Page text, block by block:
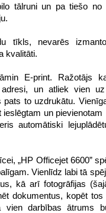
tālruni un pa tiešo no
tīkls, nevarēs
kvalitāti.
E-print. Ražotājs
adresi, un atliek vien
pats to uzdrukātu.
un pievienotam
automātiski
„HP Officejet 6600”
Vienlīdz labi tā
kā arī fotogrāfijas
dokumentus, kopēt
darbības ātrums